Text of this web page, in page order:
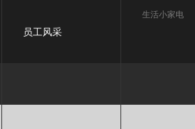
生活小家电
员工风采